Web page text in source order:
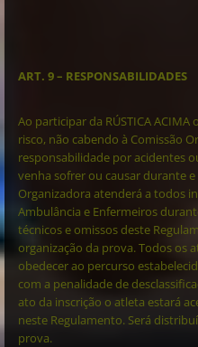
ART. 9 – RESPONSABILIDADES
Ao participar da RÚSTICA
risco, não cabendo à Comissão
responsabilidade por acidentes
venha sofrer ou causar durante
Organizadora atenderá a todos
Ambulância e Enfermeiros
técnicos e omissos deste
organização da prova. Todos os
obedecer ao percurso
com a penalidade de
ato da inscrição o atleta estará
neste Regulamento. Será
prova.